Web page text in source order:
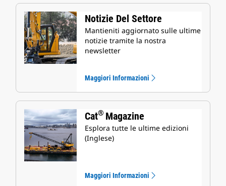
Notizie Del Settore
Mantieniti aggiornato sulle ultime
notizie tramite la nostra
newsletter
Maggiori Informazioni
Cat® Magazine
Esplora tutte le ultime edizioni
(Inglese)
Maggiori Informazioni